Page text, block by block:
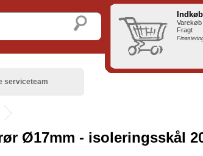
serviceteam
Ø17mm - isoleringsskål
Varekøb
Fragt